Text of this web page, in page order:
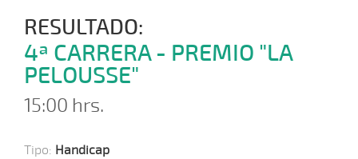
RESULTADO:
4ª CARRERA - PREMIO "LA
PELOUSSE"
15:00 hrs.
Tipo: Handicap